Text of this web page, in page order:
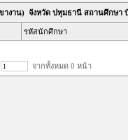
งาน) จังหวัด ปทุมธานี สถานศึกษา
รหัสนักศึกษา
จากทั้งหมด 0 หน้า